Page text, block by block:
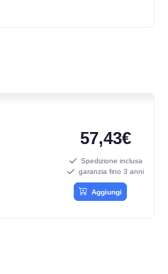
57,43€
Spedizione inclusa
garanzia fino 3 anni
Aggiungi